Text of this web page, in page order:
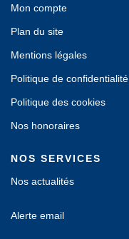
Mon compte
Plan du site
Mentions légales
Politique de confidentialité
Politique des cookies
Nos honoraires
NOS SERVICES
Nos actualités
Alerte email